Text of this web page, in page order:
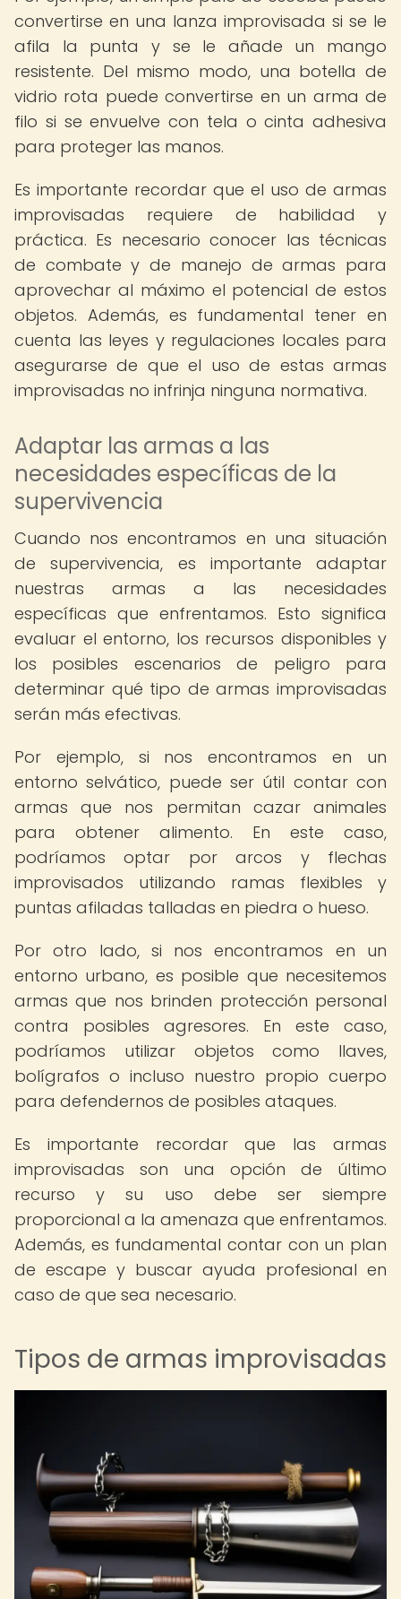
convertirse en una lanza improvisada si se le
afila la punta y se le añade un mango
resistente. Del mismo modo, una botella de
vidrio rota puede convertirse en un arma de
filo si se envuelve con tela o cinta adhesiva
para proteger las manos.
Es importante recordar que el uso de armas
improvisadas requiere de habilidad y
práctica. Es necesario conocer las técnicas
de combate y de manejo de armas para
aprovechar al máximo el potencial de estos
objetos. Además, es fundamental tener en
cuenta las leyes y regulaciones locales para
asegurarse de que el uso de estas armas
improvisadas no infrinja ninguna normativa.
Adaptar las armas a las
necesidades específicas de la
supervivencia
Cuando nos encontramos en una situación
de supervivencia, es importante adaptar
nuestras armas a las necesidades
específicas que enfrentamos. Esto significa
evaluar el entorno, los recursos disponibles y
los posibles escenarios de peligro para
determinar qué tipo de armas improvisadas
serán más efectivas.
Por ejemplo, si nos encontramos en un
entorno selvático, puede ser útil contar con
armas que nos permitan cazar animales
para obtener alimento. En este caso,
podríamos optar por arcos y flechas
improvisados utilizando ramas flexibles y
puntas afiladas talladas en piedra o hueso.
Por otro lado, si nos encontramos en un
entorno urbano, es posible que necesitemos
armas que nos brinden protección personal
contra posibles agresores. En este caso,
podríamos utilizar objetos como llaves,
bolígrafos o incluso nuestro propio cuerpo
para defendernos de posibles ataques.
Es importante recordar que las armas
improvisadas son una opción de último
recurso y su uso debe ser siempre
proporcional a la amenaza que enfrentamos.
Además, es fundamental contar con un plan
de escape y buscar ayuda profesional en
caso de que sea necesario.
Tipos de armas improvisadas